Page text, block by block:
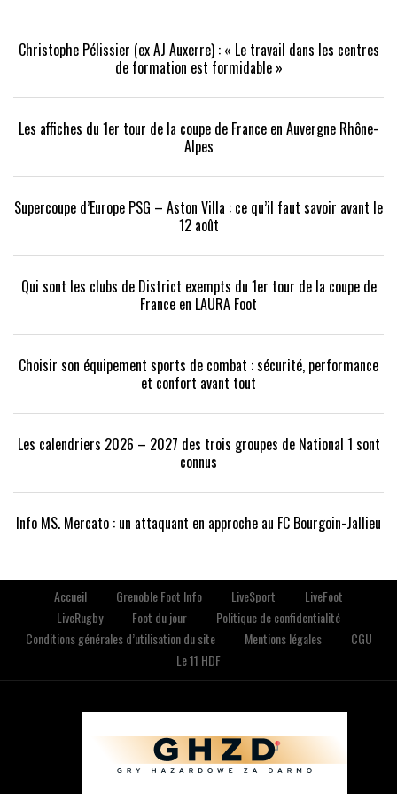
Christophe Pélissier (ex AJ Auxerre) : « Le travail dans les centres
de formation est formidable »
Les affiches du 1er tour de la coupe de France en Auvergne Rhône-
Alpes
Supercoupe d’Europe PSG – Aston Villa : ce qu’il faut savoir avant le
12 août
Qui sont les clubs de District exempts du 1er tour de la coupe de
France en LAURA Foot
Choisir son équipement sports de combat : sécurité, performance
et confort avant tout
Les calendriers 2026 – 2027 des trois groupes de National 1 sont
connus
Info MS. Mercato : un attaquant en approche au FC Bourgoin-Jallieu
Accueil Grenoble Foot Info LiveSport
LiveFoot
LiveRugby
Foot du jour
Politique de confidentialité
Conditions générales d’utilisation du site
Mentions légales
CGU
Le 11 HDF